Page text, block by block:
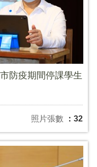
防疫期間停課學生
照片張數 ：32